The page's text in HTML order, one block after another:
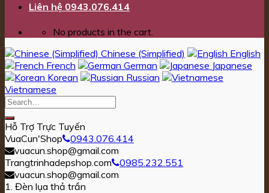
Liên hệ 0943.076.414
No products in the cart.
Chinese (Simplified)
English
French
German
Japanese
Korean
Russian
Vietnamese
Hỗ Trợ Trực Tuyến
VuaCun'Shop
0943.076.414
vuacun.shop@gmail.com
Trangtrinhadepshop.com
0985.232.551
vuacun.shop@gmail.com
1. Đèn lụa thả trần